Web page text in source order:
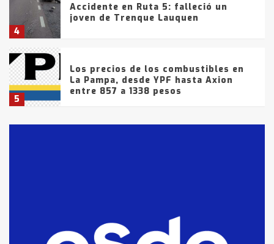
4
Accidente en Ruta 5: falleció un
joven de Trenque Lauquen
5
Los precios de los combustibles en
La Pampa, desde YPF hasta Axion
entre 857 a 1338 pesos
fueron detenidos por
comercialización de drogas en la
tarde del sábado